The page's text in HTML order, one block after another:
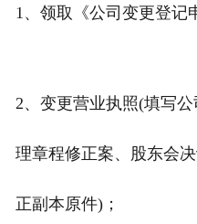
1、领取《公司变更登记
2、变更营业执照(填写
理章程修正案、股东会
正副本原件)；